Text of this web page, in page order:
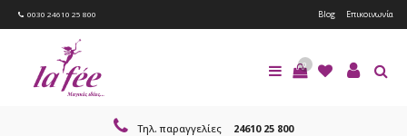
0030 24610 25 800 Blog Επικοινωνία
0
Τηλ. παραγγελίες 24610 25 800